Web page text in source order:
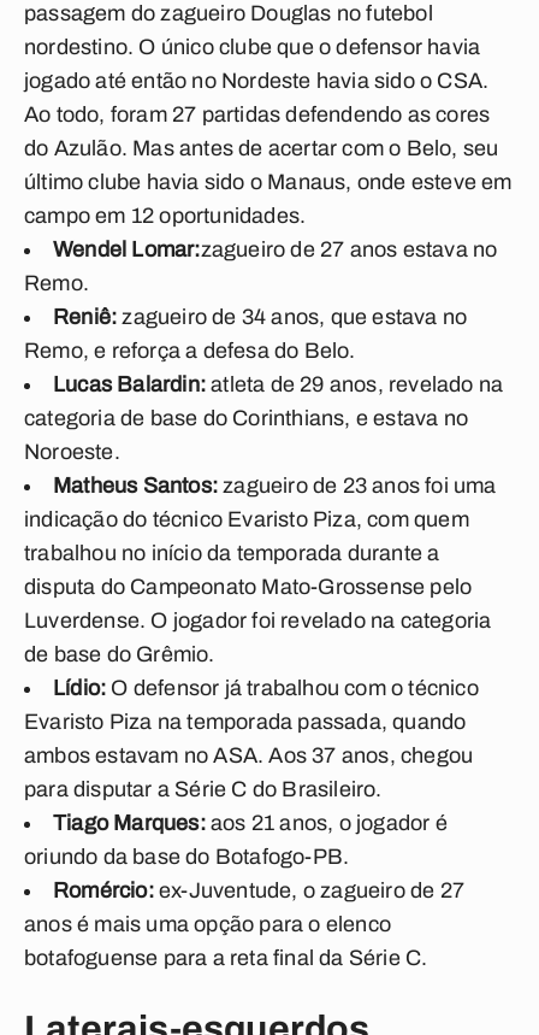
passagem do zagueiro Douglas no futebol
nordestino. O único clube que o defensor havia
jogado até então no Nordeste havia sido o CSA.
Ao todo, foram 27 partidas defendendo as cores
do Azulão. Mas antes de acertar com o Belo, seu
último clube havia sido o Manaus, onde esteve em
campo em 12 oportunidades.
Wendel Lomar:zagueiro de 27 anos estava no
Remo.
Reniê:zagueiro de 34 anos, que estava no
Remo, e reforça a defesa do Belo.
Lucas Balardin: atleta de 29 anos, revelado na
categoria de base do Corinthians, e estava no
Noroeste.
Matheus Santos: zagueiro de 23 anos foi uma
indicação do técnico Evaristo Piza, com quem
trabalhou no início da temporada durante a
disputa do Campeonato Mato-Grossense pelo
Luverdense. O jogador foi revelado na categoria
de base do Grêmio.
Lídio: O defensor já trabalhou com o técnico
Evaristo Piza na temporada passada, quando
ambos estavam no ASA. Aos 37 anos, chegou
para disputar a Série C do Brasileiro.
Tiago Marques: aos 21 anos, o jogador é
oriundo da base do Botafogo-PB.
Romércio:ex-Juventude, o zagueiro de 27
anos é mais uma opção para o elenco
botafoguense para a reta final da Série C.